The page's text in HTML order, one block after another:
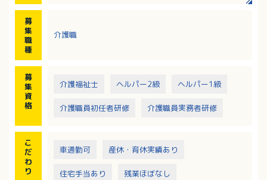
募
集
職
種
介護職
募
集
資
格
介護福祉士 ヘルパー2級 ヘルパー1級
介護職員初任者研修 介護職員実務者研修
こ
だ
わ
り
車通勤可 産休・育休実績あり
住宅手当あり 残業ほぼなし